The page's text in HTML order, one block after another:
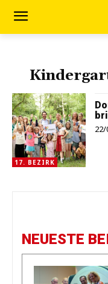
17. BEZIRK
NEUESTE